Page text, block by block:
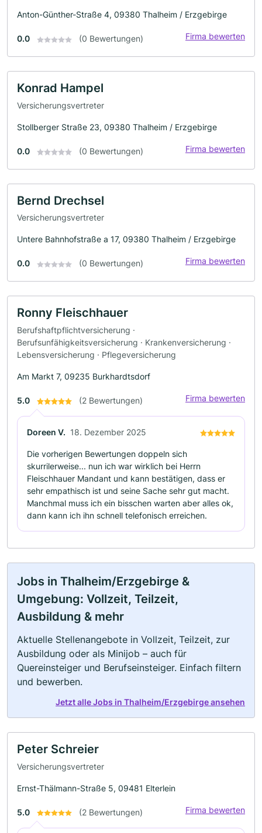
Anton-Günther-Straße 4, 09380 Thalheim / Erzgebirge
0.0 (0 Bewertungen) Firma bewerten
Konrad Hampel
Versicherungsvertreter
Stollberger Straße 23, 09380 Thalheim / Erzgebirge
0.0 (0 Bewertungen) Firma bewerten
Bernd Drechsel
Versicherungsvertreter
Untere Bahnhofstraße a 17, 09380 Thalheim / Erzgebirge
0.0 (0 Bewertungen) Firma bewerten
Ronny Fleischhauer
Berufshaftpflichtversicherung ·
Berufsunfähigkeitsversicherung · Krankenversicherung ·
Lebensversicherung · Pflegeversicherung
Am Markt 7, 09235 Burkhardtsdorf
5.0 (2 Bewertungen) Firma bewerten
Doreen V. 18. Dezember 2025
Die vorherigen Bewertungen doppeln sich
skurrilerweise... nun ich war wirklich bei Herrn
Fleischhauer Mandant und kann bestätigen, dass er
sehr empathisch ist und seine Sache sehr gut macht.
Manchmal muss ich ein bisschen warten aber alles ok,
dann kann ich ihn schnell telefonisch erreichen.
Jobs in Thalheim/Erzgebirge &
Umgebung: Vollzeit, Teilzeit,
Ausbildung & mehr
Aktuelle Stellenangebote in Vollzeit, Teilzeit, zur
Ausbildung oder als Minijob – auch für
Quereinsteiger und Berufseinsteiger. Einfach filtern
und bewerben.
Jetzt alle Jobs in Thalheim/Erzgebirge ansehen
Peter Schreier
Versicherungsvertreter
Ernst-Thälmann-Straße 5, 09481 Elterlein
5.0 (2 Bewertungen) Firma bewerten